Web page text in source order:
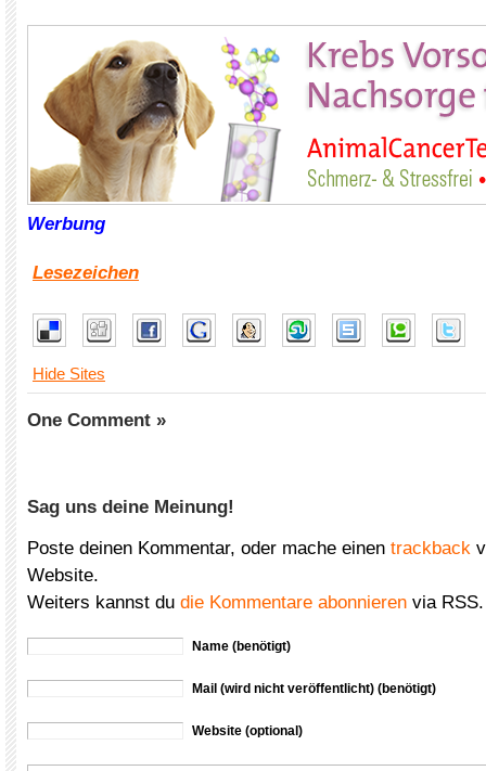
Werbung
Lesezeichen
Hide Sites
One Comment »
Sag uns deine Meinung!
Poste deinen Kommentar, oder mache einen trackback
Website.
Weiters kannst du die Kommentare abonnieren via RSS.
Name (benötigt)
Mail (wird nicht veröffentlicht) (benötigt)
Website (optional)